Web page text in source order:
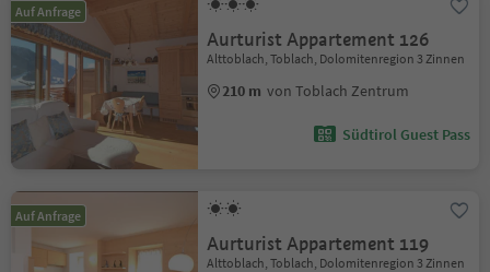
Auf Anfrage
Aurturist Appartement 126
Alttoblach, Toblach, Dolomitenregion 3 Zinnen
210 m von Toblach Zentrum
Südtirol Guest Pass
Auf Anfrage
Aurturist Appartement 119
Alttoblach, Toblach, Dolomitenregion 3 Zinnen